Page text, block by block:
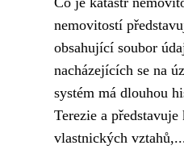
nemovitostí
obsahující soubor
nacházejících se na
systém má dlouhou
Terezie a
vlastnických